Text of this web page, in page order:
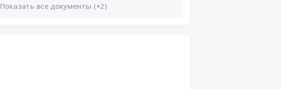
Показать все документы (+2)